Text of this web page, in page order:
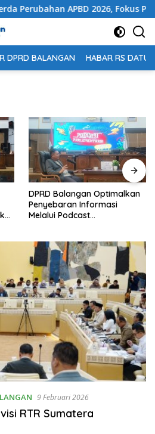
APBD 2026, Fokus
DPRD BALANGAN HABAR RS DATU
Pengukuran Terjadwal Beri
Kepastian Waktu Layanan
Pertanahan Masyarakat
9 Februari 2026
RTR Sumatera